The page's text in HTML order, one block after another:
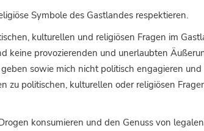
Symbole des Gastlandes respektieren.
kulturellen und religiösen Fragen im
keine provozierenden und unerlaubten
sowie mich nicht politisch engagieren
zu politischen, kulturellen oder religiösen
konsumieren und den Genuss von